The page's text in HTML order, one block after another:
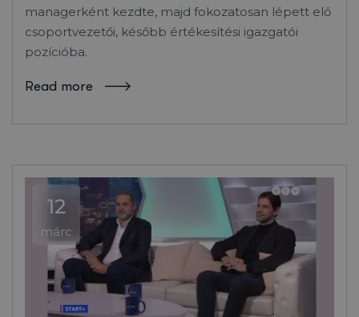
managerként kezdte, majd fokozatosan lépett elő
csoportvezetői, később értékesítési igazgatói
pozícióba.
Read more
12
márc